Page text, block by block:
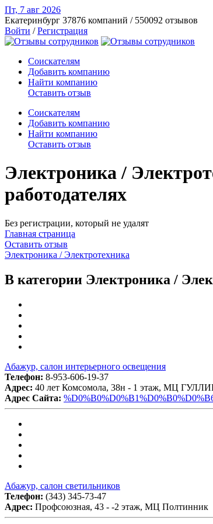
Пт, 7 авг 2026
Екатеринбург 37876 компаний / 550092 отзывов
Войти /Регистрация
Соискателям
Добавить компанию
Найти компанию
Оставить отзыв
Соискателям
Добавить компанию
Найти компанию
Оставить отзыв
Электроника /
работодателях
Без регистрации, который не удалят
Главная страница
Оставить отзыв
Электроника / Электротехника
В категории Электроника /
Абажур, салон интерьерного освещения
Телефон: 8-953-606-19-37
Адрес: 40 лет Комсомола, 38н - 1 этаж, МЦ
Адрес Сайта:
Абажур, салон светильников
Телефон: (343) 345-73-47
Адрес: Профсоюзная, 43 - -2 этаж, МЦ Полтинник